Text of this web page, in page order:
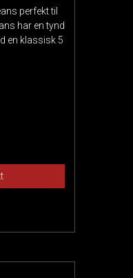
perfekt til
har en tynd
en klassisk 5